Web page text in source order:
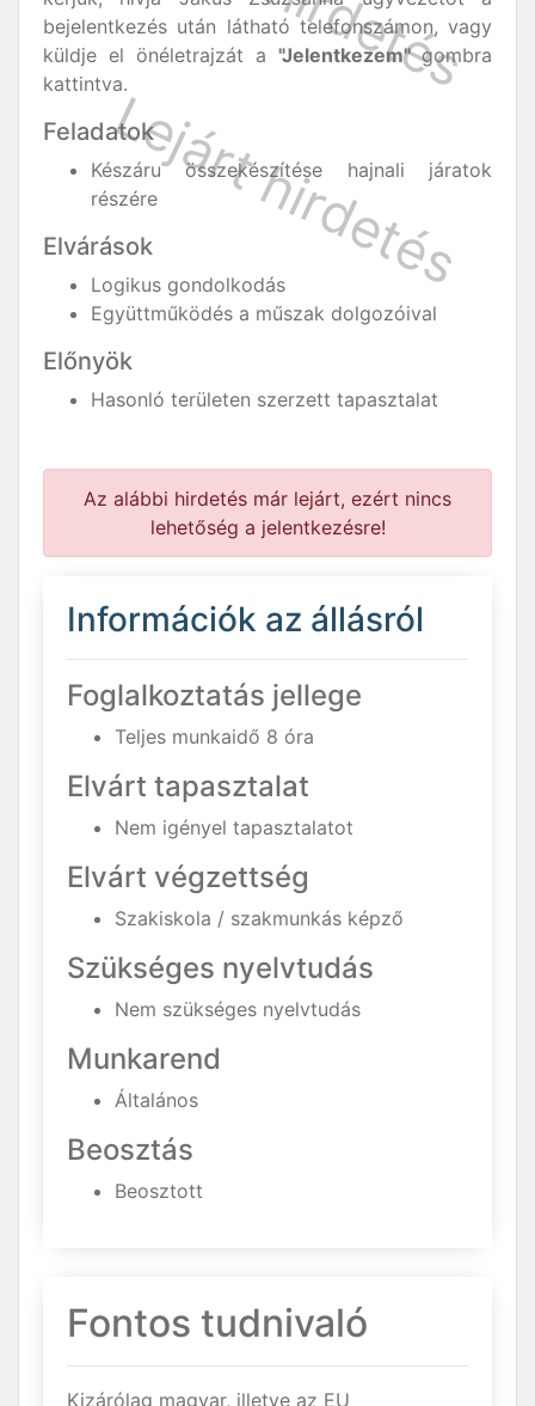
bejelentkezés után látható telefonszámon, vagy
küldje el önéletrajzát a "Jelentkezem"gombra
kattintva.
Feladatok
Készáru összekészítése hajnali járatok
részére
Elvárások
Logikus gondolkodás
Együttműködés a műszak dolgozóival
Előnyök
Hasonló területen szerzett tapasztalat
Az alábbi hirdetés már lejárt, ezért nincs
lehetőség a jelentkezésre!
Információk az állásról
Foglalkoztatás jellege
Teljes munkaidő 8 óra
Elvárt tapasztalat
Nem igényel tapasztalatot
Elvárt végzettség
Szakiskola / szakmunkás képző
Szükséges nyelvtudás
Nem szükséges nyelvtudás
Munkarend
Általános
Beosztás
Beosztott
Fontos tudnivaló
Kizárólag magyar, illetve az EU